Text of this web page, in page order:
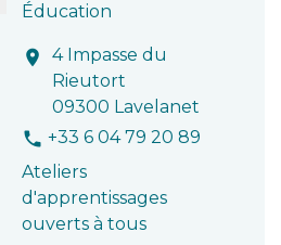
Éducation
location_on
4 Impasse du
Rieutort
09300 Lavelanet
phone +33 6 04 79 20 89
Ateliers
d'apprentissages
ouverts à tous